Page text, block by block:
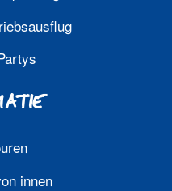
innen